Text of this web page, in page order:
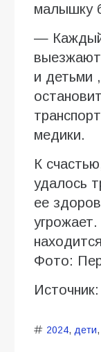
малышку
— Каждый
и детьми
медики.
К
удалось
ее
Фото:
Источник:
2024, дети,